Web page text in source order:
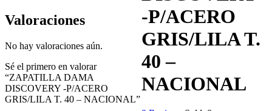
-P/ACERO
GRIS/LILA T.
40 –
NACIONAL
Valoraciones
No hay valoraciones aún.
Sé el primero en valorar
“ZAPATILLA DAMA
DISCOVERY -P/ACERO
GRIS/LILA T. 40 – NACIONAL”